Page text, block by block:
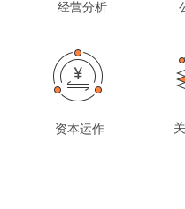
经营分析
资本运作